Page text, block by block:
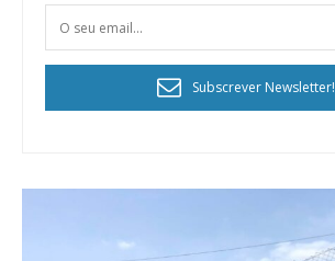
Subscrever Newsletter!